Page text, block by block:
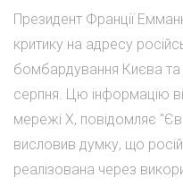
Президент Франції
критику на адресу
бомбардування Києва та
серпня. Цю інформацію
мережі Х, повідомляє
висловив думку, що
реалізована через